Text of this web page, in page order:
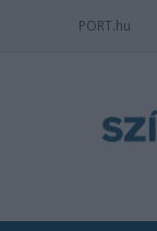
PORT.hu